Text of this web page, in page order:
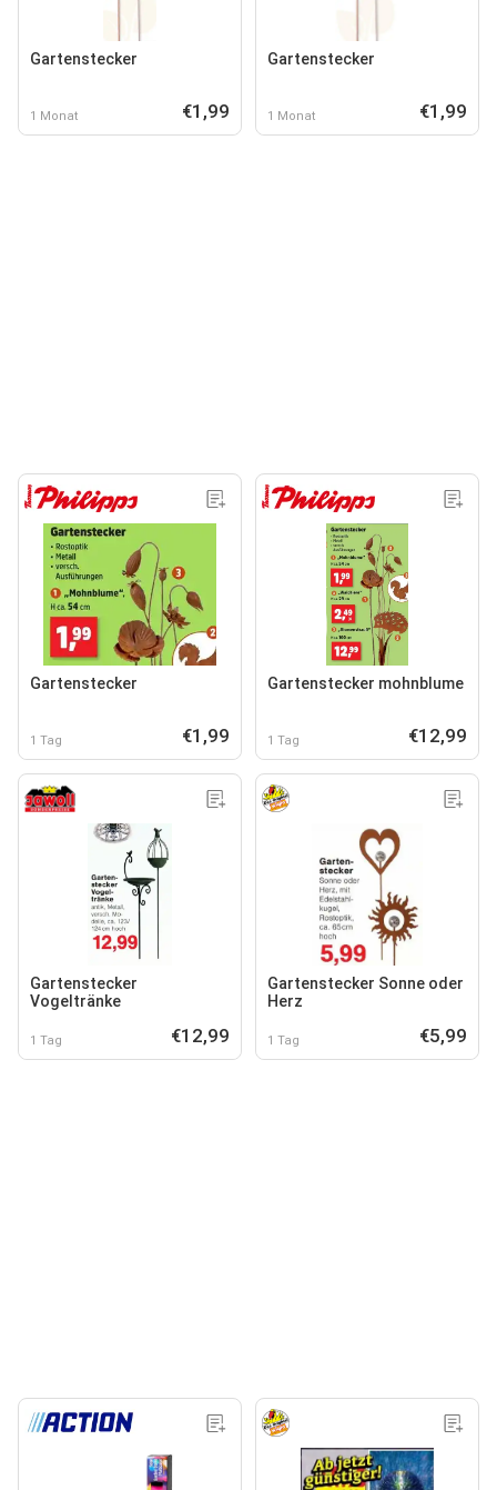
Gartenstecker
1 Monat €1,99
Gartenstecker
1 Monat €1,99
Gartenstecker
1 Tag €1,99
Gartenstecker mohnblume
1 Tag €12,99
Gartenstecker
Vogeltränke
1 Tag €12,99
Gartenstecker Sonne oder
Herz
1 Tag €5,99